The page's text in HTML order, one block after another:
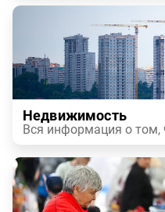
Недвижимость
Вся информация о том,